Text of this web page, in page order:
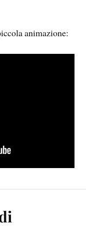
animazione: